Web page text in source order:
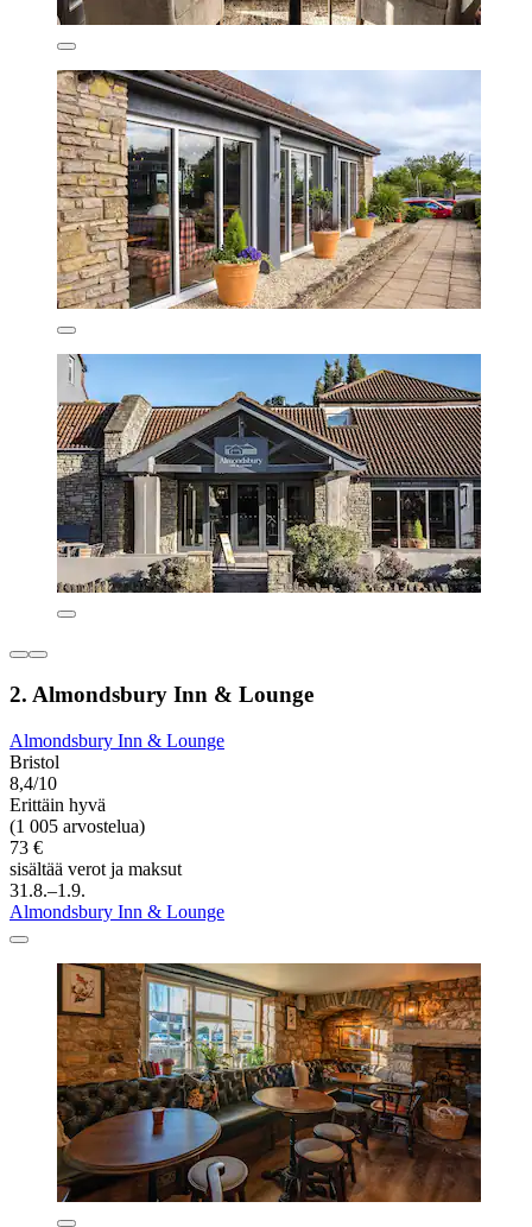
2. Almondsbury Inn & Lounge
Almondsbury Inn & Lounge
Bristol
8,4/10
Erittäin hyvä
(1 005 arvostelua)
73 €
sisältää verot ja maksut
31.8.–1.9.
Almondsbury Inn & Lounge